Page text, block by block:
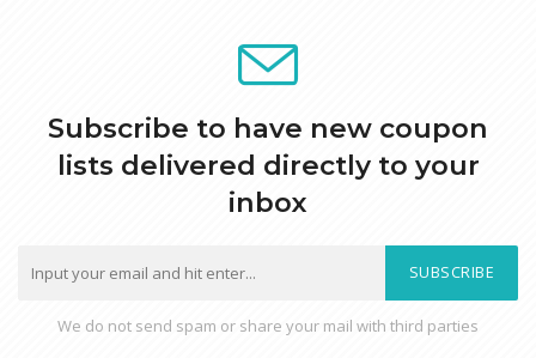
Subscribe to have new coupon
lists delivered directly to your
inbox
SUBSCRIBE
We do not send spam or share your mail with third parties